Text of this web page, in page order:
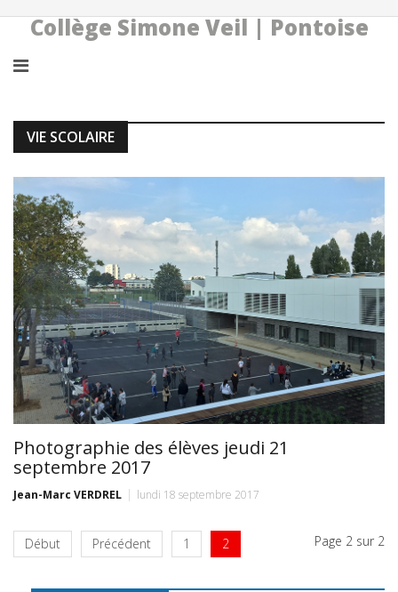
Collège Simone Veil | Pontoise
VIE SCOLAIRE
Photographie des élèves jeudi 21
septembre 2017
Jean-Marc VERDREL lundi 18 septembre 2017
Début Précédent 1 2 Page 2 sur 2